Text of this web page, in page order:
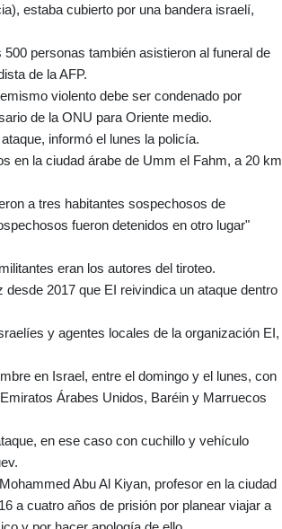
estaba cubierto por una bandera israelí,
personas también asistieron al funeral de
de la AFP.
violento debe ser condenado por
de la ONU para Oriente medio.
informó el lunes la policía.
en la ciudad árabe de Umm el Fahm, a 20 km
a tres habitantes sospechosos de
fueron detenidos en otro lugar"
eran los autores del tiroteo.
2017 que EI reivindica un ataque dentro
y agentes locales de la organización EI,
en Israel, entre el domingo y el lunes, con
Árabes Unidos, Baréin y Marruecos
en ese caso con cuchillo y vehículo
Abu Al Kiyan, profesor en la ciudad
a cuatro años de prisión por planear viajar a